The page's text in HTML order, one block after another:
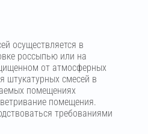
осуществляется в
россыпью или на
от атмосферных
штукатурных смесей в
помещениях
помещения.
требованиями